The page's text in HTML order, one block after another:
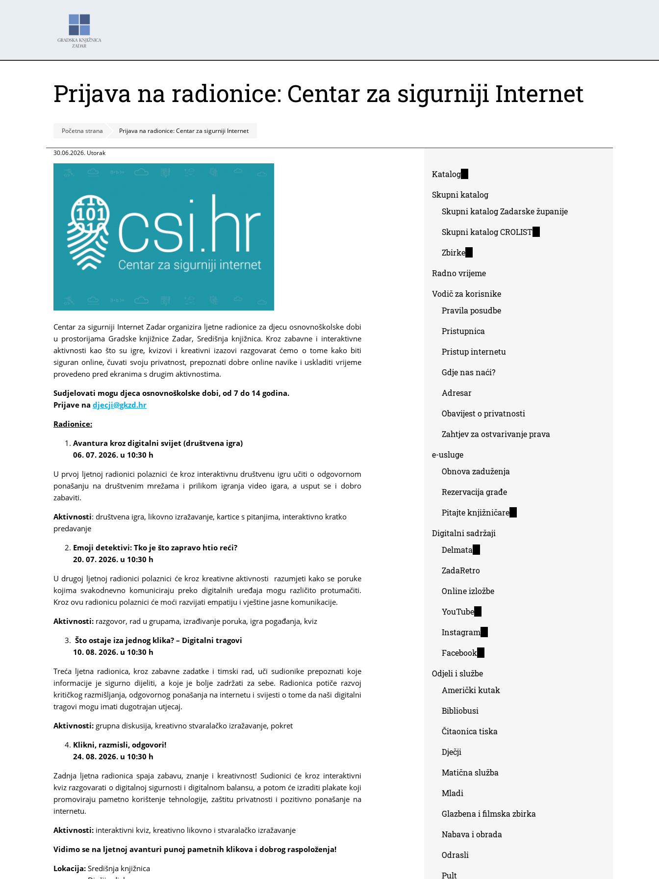
Prijava na radionice: Centar za sigurniji Internet
Početna strana Prijava na radionice: Centar za sigurniji Internet
30.06.2026. Utorak
Centar za sigurniji Internet Zadar organizira ljetne radionice za djecu osnovnoškolske dobi
u prostorijama Gradske knjižnice Zadar, Središnja knjižnica. Kroz zabavne i interaktivne
aktivnosti kao što su igre, kvizovi i kreativni izazovi razgovarat ćemo o tome kako biti
siguran online, čuvati svoju privatnost, prepoznati dobre online navike i uskladiti vrijeme
provedeno pred ekranima s drugim aktivnostima.
Sudjelovati mogu djeca osnovnoškolske dobi, od 7 do 14 godina.
Prijave na djecji@gkzd.hr
mail)
Radionice:
Avantura kroz digitalni svijet (društvena igra)
06. 07. 2026. u 10:30 h
U prvoj ljetnoj radionici polaznici će kroz interaktivnu društvenu igru učiti o odgovornom
ponašanju na društvenim mrežama i prilikom igranja video igara, a usput se i dobro
zabaviti.
Aktivnosti: društvena igra, likovno izražavanje, kartice s pitanjima, interaktivno kratko
predavanje
Emoji detektivi: Tko je što zapravo htio reći?
20. 07. 2026. u 10:30 h
U drugoj ljetnoj radionici polaznici će kroz kreativne aktivnosti razumjeti kako se poruke
kojima svakodnevno komuniciraju preko digitalnih uređaja mogu različito protumačiti.
Kroz ovu radionicu polaznici će moći razvijati empatiju i vještine jasne komunikacije.
Aktivnosti: razgovor, rad u grupama, izrađivanje poruka, igra pogađanja, kviz
Što ostaje iza jednog klika? – Digitalni tragovi
10. 08. 2026. u 10:30 h
Treća ljetna radionica, kroz zabavne zadatke i timski rad, uči sudionike prepoznati koje
informacije je sigurno dijeliti, a koje je bolje zadržati za sebe. Radionica potiče razvoj
kritičkog razmišljanja, odgovornog ponašanja na internetu i svijesti o tome da naši digitalni
tragovi mogu imati dugotrajan utjecaj.
Aktivnosti: grupna diskusija, kreativno stvaralačko izražavanje, pokret
Klikni, razmisli, odgovori!
24. 08. 2026. u 10:30 h
Zadnja ljetna radionica spaja zabavu, znanje i kreativnost! Sudionici će kroz interaktivni
kviz razgovarati o digitalnoj sigurnosti i digitalnom balansu, a potom će izraditi plakate koji
promoviraju pametno korištenje tehnologije, zaštitu privatnosti i pozitivno ponašanje na
internetu.
Aktivnosti: interaktivni kviz, kreativno likovno i stvaralačko izražavanje
Vidimo se na ljetnoj avanturi punoj pametnih klikova i dobrog raspoloženja!
Lokacija: Središnja knjižnica
Katalog(link
external)
Skupni katalog
Skupni katalog Zadarske županije
Skupni katalog CROLIST(link
Zbirke(link
external)
Radno vrijeme
Vodič za korisnike
Pravila posudbe
Pristupnica
Pristup internetu
Gdje nas naći?
Adresar
Obavijest o privatnosti
Zahtjev za ostvarivanje prava
e-usluge
Obnova zaduženja
Rezervacija građe
Pitajte knjižničare(link
Digitalni sadržaji
Delmata
external)
ZadaRetro
Online izložbe
YouTube(link
external)
Instagram(link
external)
Facebook
external)
Odjeli i službe
Američki kutak
Bibliobusi
Čitaonica tiska
Dječji
Matična služba
Mladi
Glazbena i filmska zbirka
Nabava i obrada
Odrasli
Pult